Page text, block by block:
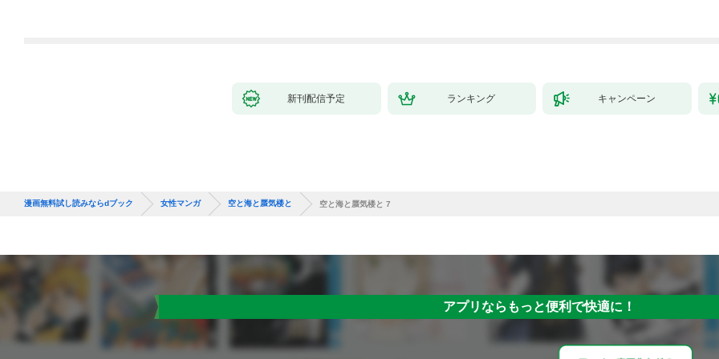
新刊配信予定 ランキング キャンペーン
漫画無料試し読みならdブック 女性マンガ 空と海と蜃気楼と 空と海と蜃気楼と 7
アプリならもっと便利で快適に！